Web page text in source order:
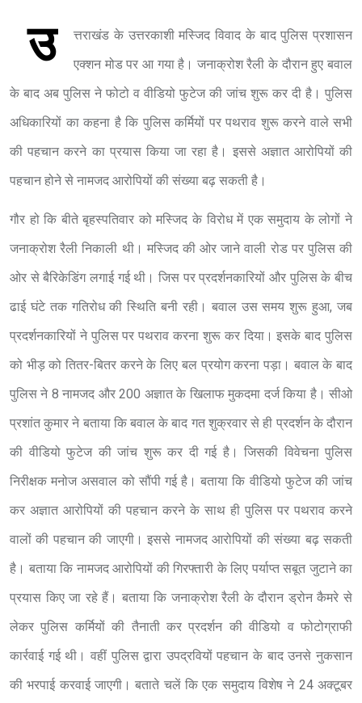
उ
त्तराखंड के उत्तरकाशी मस्जिद विवाद के बाद पुलिस प्रशासन
एक्शन मोड पर आ गया है। जनाक्रोश रैली के दौरान हुए बवाल
के बाद अब पुलिस ने फोटो व वीडियो फुटेज की जांच शुरू कर दी है। पुलिस
अधिकारियों का कहना है कि पुलिस कर्मियों पर पथराव शुरू करने वाले सभी
की पहचान करने का प्रयास किया जा रहा है। इससे अज्ञात आरोपियों की
पहचान होने से नामजद आरोपियों की संख्या बढ़ सकती है।
गौर हो कि बीते बृहस्पतिवार को मस्जिद के विरोध में एक समुदाय के लोगों ने
जनाक्रोश रैली निकाली थी। मस्जिद की ओर जाने वाली रोड पर पुलिस की
ओर से बैरिकेडिंग लगाई गई थी। जिस पर प्रदर्शनकारियों और पुलिस के बीच
ढाई घंटे तक गतिरोध की स्थिति बनी रही। बवाल उस समय शुरू हुआ, जब
प्रदर्शनकारियों ने पुलिस पर पथराव करना शुरू कर दिया। इसके बाद पुलिस
को भीड़ को तितर-बितर करने के लिए बल प्रयोग करना पड़ा। बवाल के बाद
पुलिस ने 8 नामजद और 200 अज्ञात के खिलाफ मुकदमा दर्ज किया है। सीओ
प्रशांत कुमार ने बताया कि बवाल के बाद गत शुक्रवार से ही प्रदर्शन के दौरान
की वीडियो फुटेज की जांच शुरू कर दी गई है। जिसकी विवेचना पुलिस
निरीक्षक मनोज असवाल को सौंपी गई है। बताया कि वीडियो फुटेज की जांच
कर अज्ञात आरोपियों की पहचान करने के साथ ही पुलिस पर पथराव करने
वालों की पहचान की जाएगी। इससे नामजद आरोपियों की संख्या बढ़ सकती
है। बताया कि नामजद आरोपियों की गिरफ्तारी के लिए पर्याप्त सबूत जुटाने का
प्रयास किए जा रहे हैं। बताया कि जनाक्रोश रैली के दौरान ड्रोन कैमरे से
लेकर पुलिस कर्मियों की तैनाती कर प्रदर्शन की वीडियो व फोटोग्राफी
कार्रवाई गई थी। वहीं पुलिस द्वारा उपद्रवियों पहचान के बाद उनसे नुकसान
की भरपाई करवाई जाएगी। बताते चलें कि एक समुदाय विशेष ने 24 अक्टूबर